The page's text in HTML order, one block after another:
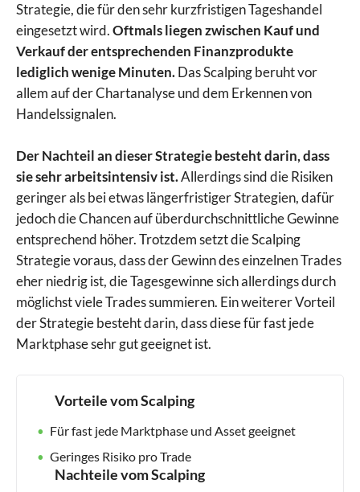
Strategie, die für den sehr kurzfristigen Tageshandel
eingesetzt wird.Oftmals liegen zwischen Kauf und
Verkauf der entsprechenden Finanzprodukte
lediglich wenige Minuten.Das Scalping beruht vor
allem auf der Chartanalyse und dem Erkennen von
Handelssignalen.
Der Nachteil an dieser Strategie besteht darin, dass
sie sehr arbeitsintensiv ist.Allerdings sind die Risiken
geringer als bei etwas längerfristiger Strategien, dafür
jedoch die Chancen auf überdurchschnittliche Gewinne
entsprechend höher. Trotzdem setzt die Scalping
Strategie voraus, dass der Gewinn des einzelnen Trades
eher niedrig ist, die Tagesgewinne sich allerdings durch
möglichst viele Trades summieren. Ein weiterer Vorteil
der Strategie besteht darin, dass diese für fast jede
Marktphase sehr gut geeignet ist.
Vorteile vom Scalping
Für fast jede Marktphase und Asset geeignet
Geringes Risiko pro Trade
Nachteile vom Scalping